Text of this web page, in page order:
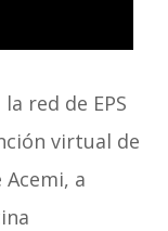
red de EPS
virtual de
a